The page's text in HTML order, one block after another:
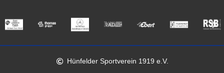
Hünfelder Sportverein 1919 e.V.